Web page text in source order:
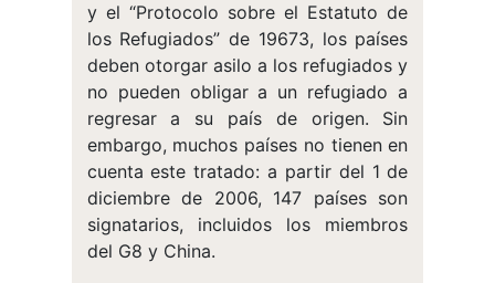
y el “Protocolo sobre el Estatuto de
los Refugiados” de 19673, los países
deben otorgar asilo a los refugiados y
no pueden obligar a un refugiado a
regresar a su país de origen. Sin
embargo, muchos países no tienen en
cuenta este tratado: a partir del 1 de
diciembre de 2006, 147 países son
signatarios, incluidos los miembros
del G8 y China.